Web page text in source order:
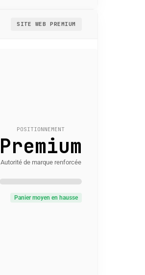
SITE WEB PREMIUM
POSITIONNEMENT
Premium
Autorité de marque renforcée
Panier moyen en hausse